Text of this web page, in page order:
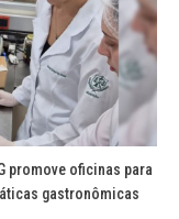
promove oficinas para
gastronômicas